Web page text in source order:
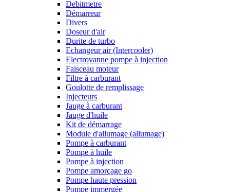
Debitmetre
Démarreur
Divers
Doseur d'air
Durite de turbo
Echangeur air (Intercooler)
Electrovanne pompe à injection
Faisceau moteur
Filtre à carburant
Goulotte de remplissage
Injecteurs
Jauge à carburant
Jauge d'huile
Kit de démarrage
Module d'allumage (allumage)
Pompe à carburant
Pompe à huile
Pompe à injection
Pompe amorçage go
Pompe haute pression
Pompe immergée